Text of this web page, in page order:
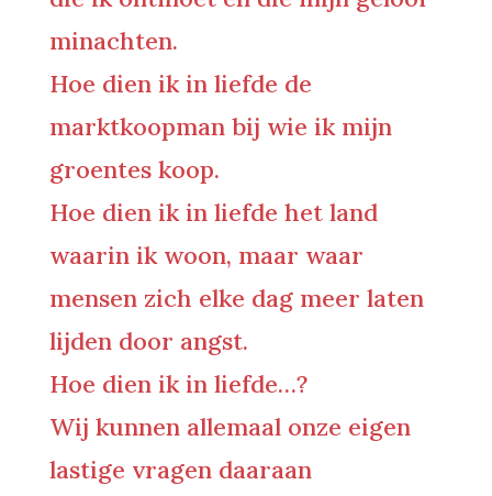
minachten.
Hoe dien ik in liefde de
marktkoopman bij wie ik mijn
groentes koop.
Hoe dien ik in liefde het land
waarin ik woon, maar waar
mensen zich elke dag meer laten
lijden door angst.
Hoe dien ik in liefde…?
Wij kunnen allemaal onze eigen
lastige vragen daaraan